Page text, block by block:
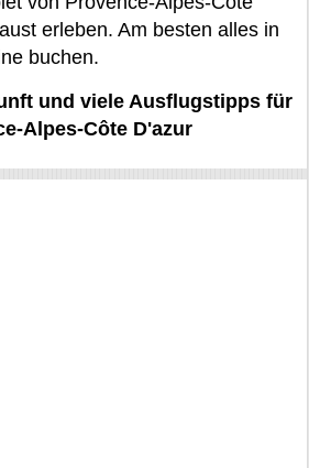
erleben. Am besten alles in
buchen.
und viele Ausflugstipps für
Alpes-Côte D'azur